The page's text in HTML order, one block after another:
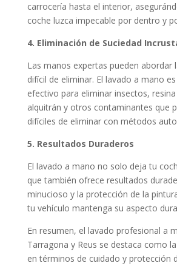
carrocería hasta el interior,
coche luzca impecable por dentro y
4. Eliminación de Suciedad
Las manos expertas pueden abordar
difícil de eliminar. El lavado a mano
efectivo para eliminar insectos,
alquitrán y otros contaminantes que
difíciles de eliminar con métodos
5. Resultados Duraderos
El lavado a mano no solo deja tu
que también ofrece resultados
minucioso y la protección de la
tu vehículo mantenga su aspecto
En resumen, el lavado profesional a
Tarragona y Reus se destaca como
en términos de cuidado y protección